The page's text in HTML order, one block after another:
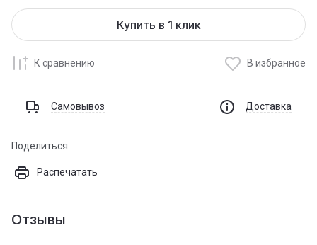
Купить в 1 клик
К сравнению В избранное
Самовывоз Доставка
Поделиться
Распечатать
Отзывы